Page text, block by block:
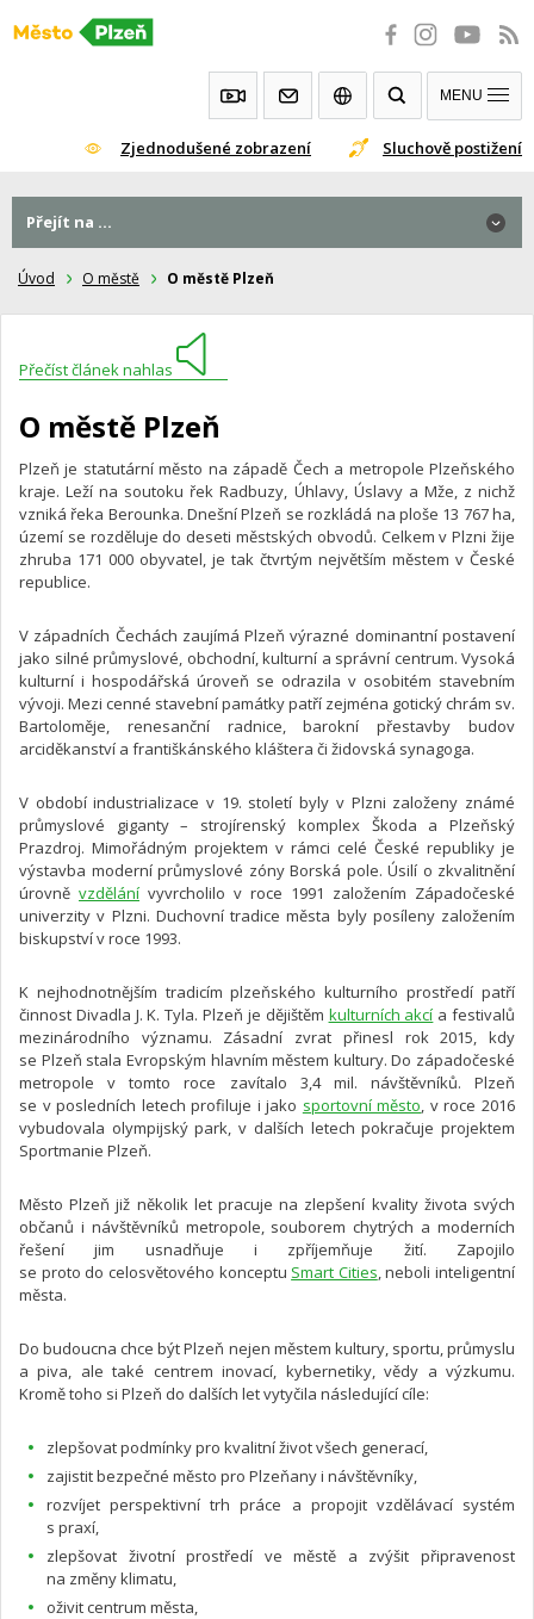
Přeskočit
Zjednodušené zobrazení Sluchově postižení
MENU
Úvod O městě O městě Plzeň
Přečíst článek nahlas
O městě Plzeň
Plzeň je statutární město na západě Čech a metropole Plzeňského
kraje. Leží na soutoku řek Radbuzy, Úhlavy, Úslavy a Mže, z nichž
vzniká řeka Berounka. Dnešní Plzeň se rozkládá na ploše 13 767 ha,
území se rozděluje do deseti městských obvodů. Celkem v Plzni žije
zhruba 171 000 obyvatel, je tak čtvrtým největším městem v České
republice.
V západních Čechách zaujímá Plzeň výrazné dominantní postavení
jako silné průmyslové, obchodní, kulturní a správní centrum. Vysoká
kulturní i hospodářská úroveň se odrazila v osobitém stavebním
vývoji. Mezi cenné stavební památky patří zejména gotický chrám sv.
Bartoloměje, renesanční radnice, barokní přestavby budov
arciděkanství a františkánského kláštera či židovská synagoga.
V období industrializace v 19. století byly v Plzni založeny známé
průmyslové giganty – strojírenský komplex Škoda a Plzeňský
Prazdroj. Mimořádným projektem v rámci celé České republiky je
výstavba moderní průmyslové zóny Borská pole. Úsilí o zkvalitnění
úrovně vzdělání vyvrcholilo v roce 1991 založením Západočeské
univerzity v Plzni. Duchovní tradice města byly posíleny založením
biskupství v roce 1993.
K nejhodnotnějším tradicím plzeňského kulturního prostředí patří
činnost Divadla J. K. Tyla. Plzeň je dějištěm kulturních akcí a festivalů
mezinárodního významu. Zásadní zvrat přinesl rok 2015, kdy
se Plzeň stala Evropským hlavním městem kultury. Do západočeské
metropole v tomto roce zavítalo 3,4 mil. návštěvníků. Plzeň
se v posledních letech profiluje i jako sportovní město, v roce 2016
vybudovala olympijský park, v dalších letech pokračuje projektem
Sportmanie Plzeň.
Město Plzeň již několik let pracuje na zlepšení kvality života svých
občanů i návštěvníků metropole, souborem chytrých a moderních
řešení jim usnadňuje i zpříjemňuje žití. Zapojilo
se proto do celosvětového konceptu Smart Cities, neboli inteligentní
města.
Do budoucna chce být Plzeň nejen městem kultury, sportu, průmyslu
a piva, ale také centrem inovací, kybernetiky, vědy a výzkumu.
Kromě toho si Plzeň do dalších let vytyčila následující cíle:
zlepšovat podmínky pro kvalitní život všech generací,
zajistit bezpečné město pro Plzeňany i návštěvníky,
rozvíjet perspektivní trh práce a propojit vzdělávací systém
s praxí,
zlepšovat životní prostředí ve městě a zvýšit připravenost
na změny klimatu,
oživit centrum města,
Přejít na ...